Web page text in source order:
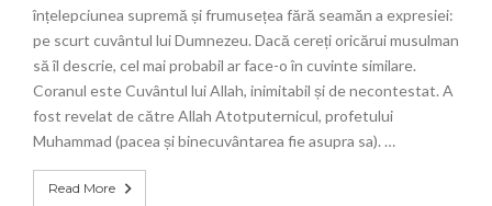
înțelepciunea supremă și frumusețea fără seamăn a expresiei:
pe scurt cuvântul lui Dumnezeu. Dacă cereți oricărui musulman
să îl descrie, cel mai probabil ar face-o în cuvinte similare.
Coranul este Cuvântul lui Allah, inimitabil și de necontestat. A
fost revelat de către Allah Atotputernicul, profetului
Muhammad (pacea și binecuvântarea fie asupra sa). …
Read More